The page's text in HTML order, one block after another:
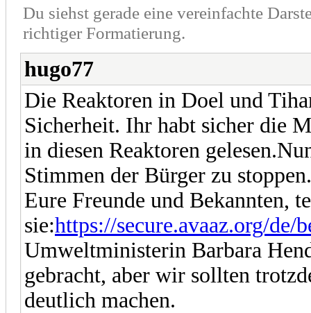
Du siehst gerade eine vereinfachte
richtiger Formatierung.
hugo77
Die Reaktoren in Doel und
Sicherheit. Ihr habt sicher die
in diesen Reaktoren
Stimmen der Bürger zu
Eure Freunde und Bekannten,
sie:https://secure.avaaz.org/
Umweltministerin Barbara
gebracht, aber wir sollten
deutlich machen.